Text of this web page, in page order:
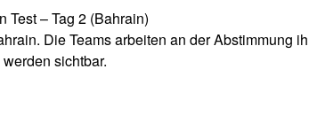
Test – Tag 2 (Bahrain)
Die Teams arbeiten an der Abstimmung
sichtbar.